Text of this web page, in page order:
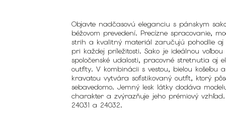
Objavte nadčasovú eleganciu s pánskym
béžovom prevedení. Precízne spracovanie,
strih a kvalitný materiál zaručujú pohodlie aj
pri každej príležitosti. Sako je ideálnou
spoločenské udalosti, pracovné stretnutia aj
outfity. V kombinácii s vestou, bielou košeľou
kravatou vytvára sofistikovaný outfit, ktorý
sebavedomo. Jemný lesk látky dodáva
charakter a zvýrazňuje jeho prémiový
24031 a 24032.